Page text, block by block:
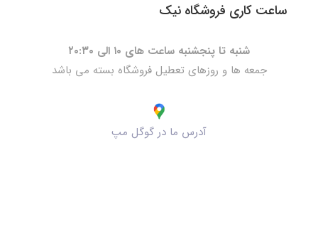
ساعت کاری فروشگاه نیک
شنبه تا پنجشنبه ساعت های ۱۰ الی ۲۰:۳۰
جمعه ها و روزهای تعطیل فروشگاه بسته می باشد
آدرس ما در گوگل مپ